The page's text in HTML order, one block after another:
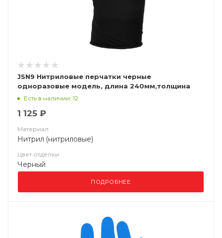
JSN9 Нитриловые перчатки черные
одноразовые модель, длина 240мм,толщина
0,15мм
Есть в наличии: 12
1 125 ₽
Материал
Нитрил (нитриловые)
Цвет отделки
Черный
ПОДРОБНЕЕ